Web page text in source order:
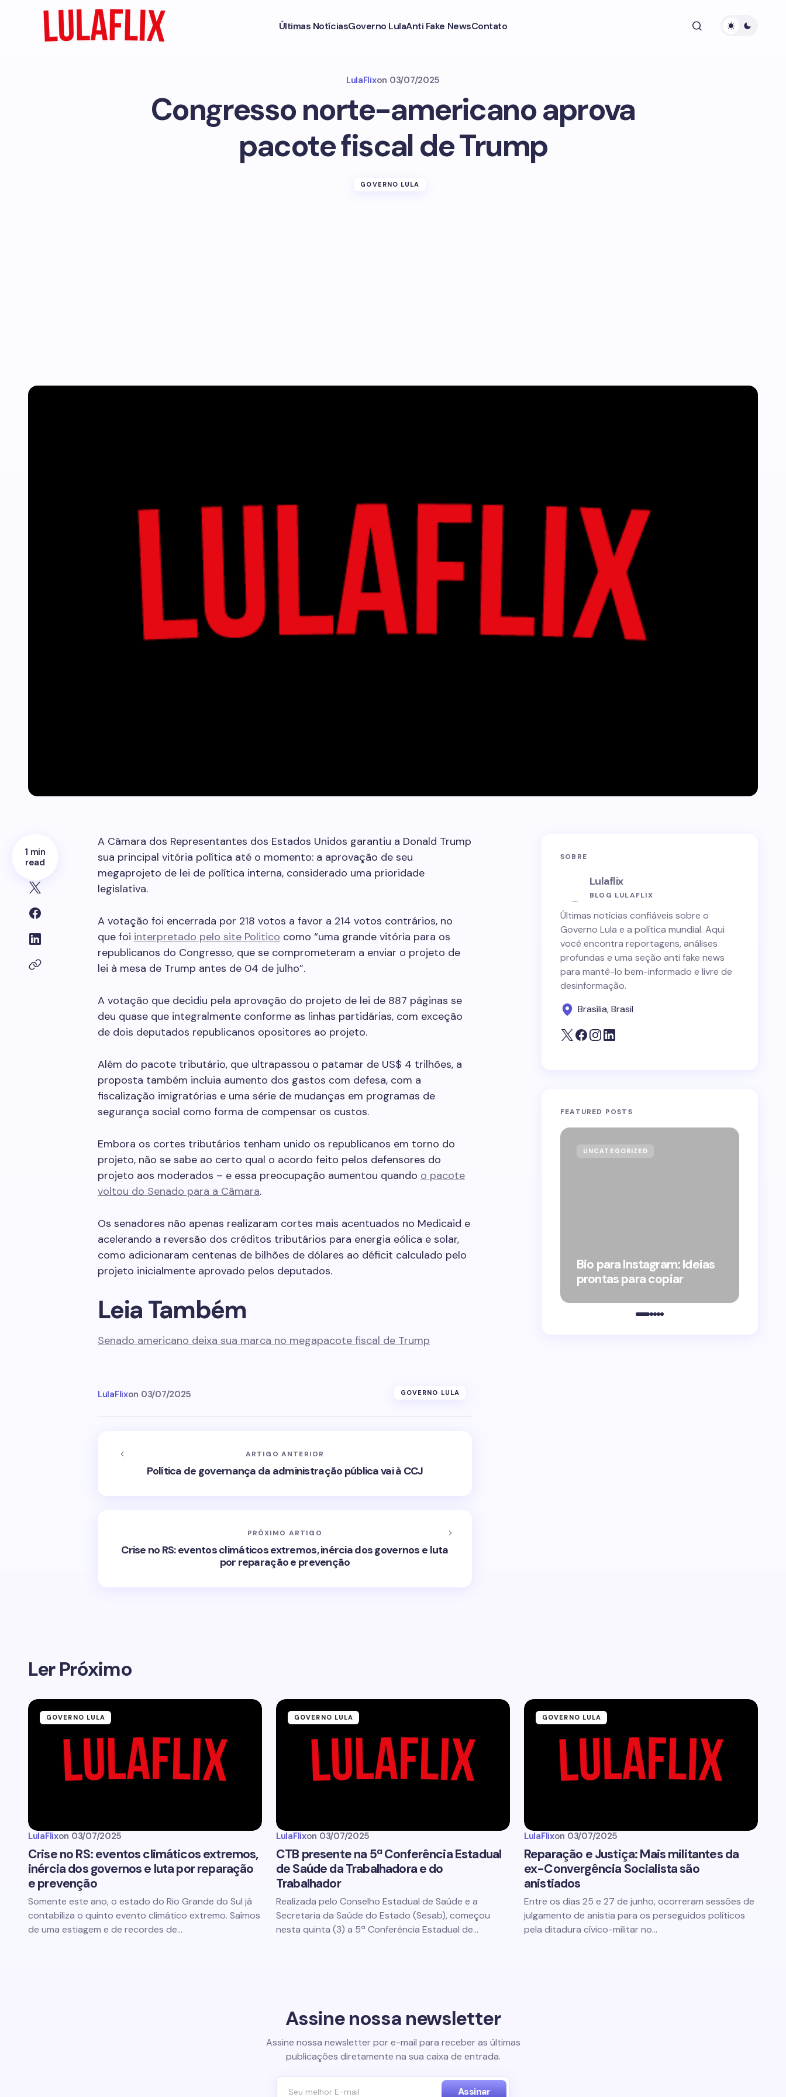
Últimas NotíciasGoverno LulaAnti Fake NewsContato
LulaFlixon 03/07/2025
Congresso norte-americano aprova
pacote fiscal de Trump
GOVERNO LULA
1 min
read
A Câmara dos Representantes dos Estados Unidos garantiu a Donald Trump
sua principal vitória política até o momento: a aprovação de seu
megaprojeto de lei de política interna, considerado uma prioridade
legislativa.
A votação foi encerrada por 218 votos a favor a 214 votos contrários, no
que foi interpretado pelo site Politico como “uma grande vitória para os
republicanos do Congresso, que se comprometeram a enviar o projeto de
lei à mesa de Trump antes de 04 de julho”.
A votação que decidiu pela aprovação do projeto de lei de 887 páginas se
deu quase que integralmente conforme as linhas partidárias, com exceção
de dois deputados republicanos opositores ao projeto.
Além do pacote tributário, que ultrapassou o patamar de US$ 4 trilhões, a
proposta também incluia aumento dos gastos com defesa, com a
fiscalização imigratórias e uma série de mudanças em programas de
segurança social como forma de compensar os custos.
Embora os cortes tributários tenham unido os republicanos em torno do
projeto, não se sabe ao certo qual o acordo feito pelos defensores do
projeto aos moderados – e essa preocupação aumentou quando o pacote
voltou do Senado para a Câmara.
Os senadores não apenas realizaram cortes mais acentuados no Medicaid e
acelerando a reversão dos créditos tributários para energia eólica e solar,
como adicionaram centenas de bilhões de dólares ao déficit calculado pelo
projeto inicialmente aprovado pelos deputados.
Leia Também
Senado americano deixa sua marca no megapacote fiscal de Trump
LulaFlixon 03/07/2025 GOVERNO LULA
ARTIGO ANTERIOR
Política de governança da administração pública vai à CCJ
PRÓXIMO ARTIGO
Crise no RS: eventos climáticos extremos, inércia dos governos e luta
por reparação e prevenção
SOBRE
Lulaflix
BLOG LULAFLIX
Últimas notícias confiáveis sobre o
Governo Lula e a política mundial. Aqui
você encontra reportagens, análises
profundas e uma seção anti fake news
para mantê-lo bem-informado e livre de
desinformação.
Brasília, Brasil
FEATURED POSTS
UNCATEGORIZED
Bio para Instagram: Ideias
prontas para copiar
Ler Próximo
GOVERNO LULA
LulaFlixon 03/07/2025
Crise no RS: eventos climáticos extremos,
inércia dos governos e luta por reparação
e prevenção
Somente este ano, o estado do Rio Grande do Sul já
contabiliza o quinto evento climático extremo. Saímos
de uma estiagem e de recordes de…
GOVERNO LULA
LulaFlixon 03/07/2025
CTB presente na 5ª Conferência Estadual
de Saúde da Trabalhadora e do
Trabalhador
Realizada pelo Conselho Estadual de Saúde e a
Secretaria da Saúde do Estado (Sesab), começou
nesta quinta (3) a 5ª Conferência Estadual de…
GOVERNO LULA
LulaFlixon 03/07/2025
Reparação e Justiça: Mais militantes da
ex-Convergência Socialista são
anistiados
Entre os dias 25 e 27 de junho, ocorreram sessões de
julgamento de anistia para os perseguidos políticos
pela ditadura cívico-militar no…
Assine nossa newsletter
Assine nossa newsletter por e-mail para receber as últimas
publicações diretamente na sua caixa de entrada.
Assinar